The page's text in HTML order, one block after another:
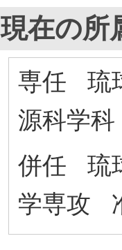
現在の所
専任 琉
源科学
併任 琉
学専攻